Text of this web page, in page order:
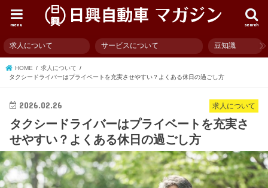
search
menu
求人について サービスについて 豆知識
HOME
求人について
タクシードライバーはプライベートを充実させやすい？よくある休日の過ごし方
求人について
2026.02.26
タクシードライバーはプライベートを充実さ
せやすい？よくある休日の過ごし方